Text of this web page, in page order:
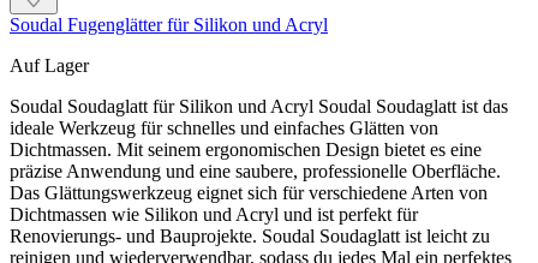
Soudal Fugenglätter für Silikon und Acryl
Auf Lager
Soudal Soudaglatt für Silikon und Acryl Soudal Soudaglatt ist das
ideale Werkzeug für schnelles und einfaches Glätten von
Dichtmassen. Mit seinem ergonomischen Design bietet es eine
präzise Anwendung und eine saubere, professionelle Oberfläche.
Das Glättungswerkzeug eignet sich für verschiedene Arten von
Dichtmassen wie Silikon und Acryl und ist perfekt für
Renovierungs- und Bauprojekte. Soudal Soudaglatt ist leicht zu
reinigen und wiederverwendbar, sodass du jedes Mal ein perfektes